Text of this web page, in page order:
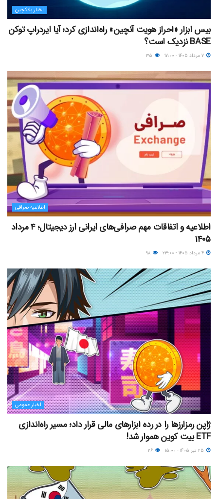
اخبار بلاکچین
بیس ابزار «احراز هویت آنچین» راه‌اندازی کرد؛ آیا ایردراپ توکن
BASE نزدیک‌ است؟
اطلاعیه صرافی
اطلاعیه و اتفاقات مهم صرافی‌های ایرانی ارز دیجیتال؛ ۴ مرداد
۱۴۰۵
اخبار عمومی
ژاپن رمزارزها را در رده ابزارهای مالی قرار داد؛ مسیر راه‌اندازی
ETF بیت کوین هموار شد!